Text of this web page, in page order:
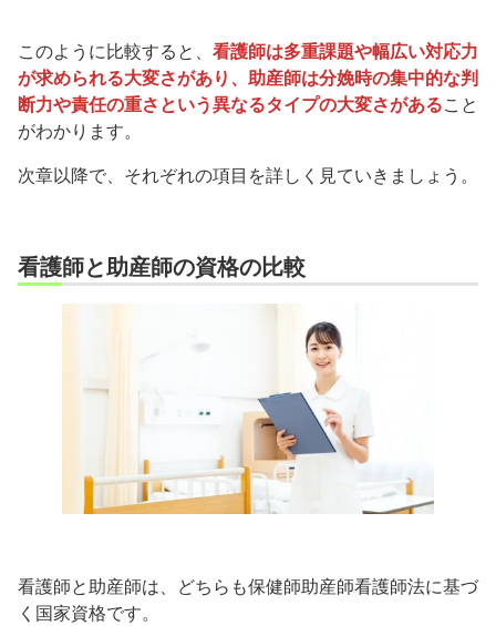
このように比較すると、 看護師は多重課題や幅広い対応力
が求められる大変さがあり、助産師は分娩時の集中的な判
断力や責任の重さという異なるタイプの大変さがあること
がわかります。
次章以降で、それぞれの項目を詳しく見ていきましょう。
看護師と助産師の資格の比較
看護師と助産師は、どちらも保健師助産師看護師法に基づ
く国家資格です。